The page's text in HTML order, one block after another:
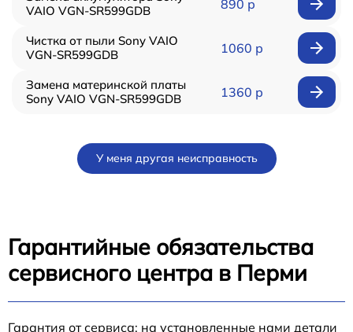
VAIO VGN-SR599GDB
890 р
Чистка от пыли Sony VAIO
VGN-SR599GDB
1060 р
Замена материнской платы
Sony VAIO VGN-SR599GDB
1360 р
У меня другая неисправность
Гарантийные обязательства
сервисного центра в Перми
Гарантия от сервиса: на установленные нами детали